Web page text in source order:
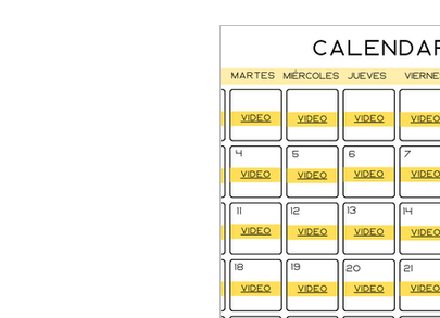
Aro mágico de Pilates
Consejos para una vida